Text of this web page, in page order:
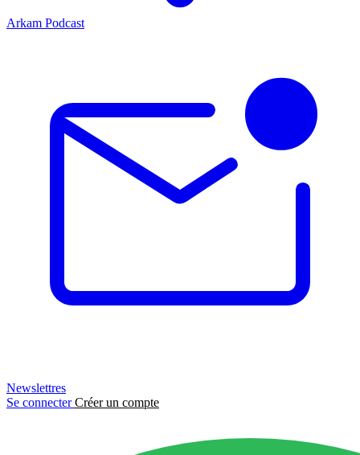
Arkam Podcast
Newslettres
Se connecter Créer un compte